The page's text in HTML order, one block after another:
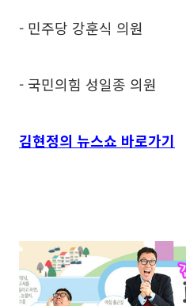
- 민주당 강훈식 의원
- 국민의힘 성일종 의원
김현정의 뉴스쇼 바로가기